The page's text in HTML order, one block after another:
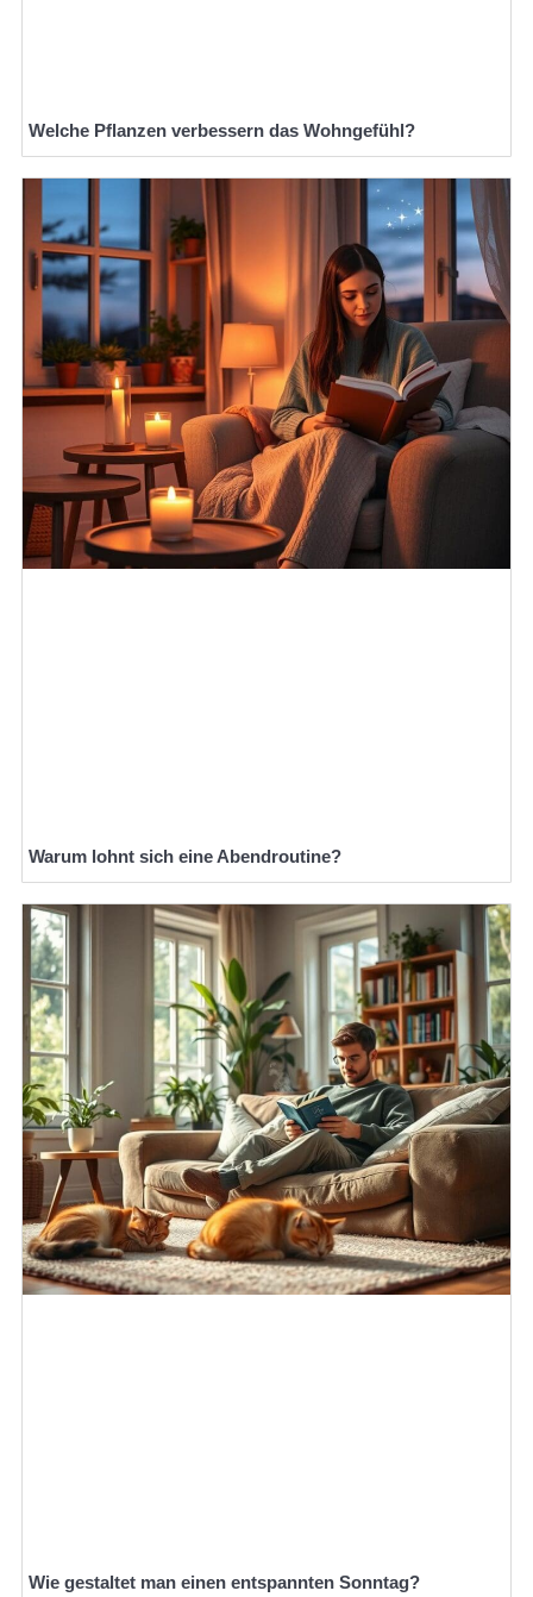
Welche Pflanzen verbessern das Wohngefühl?
Warum lohnt sich eine Abendroutine?
Wie gestaltet man einen entspannten Sonntag?